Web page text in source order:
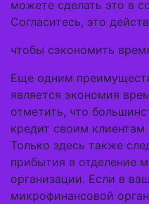
можете сделать это в
Согласитесь, это
чтобы сэкономить
Еще одним
является экономия
отметить, что
кредит своим
Только здесь также
прибытия в отделение
организации. Если в
микрофинансовой